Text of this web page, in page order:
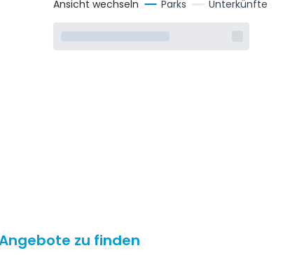
Ansicht wechseln Parks Unterkünfte
zu finden